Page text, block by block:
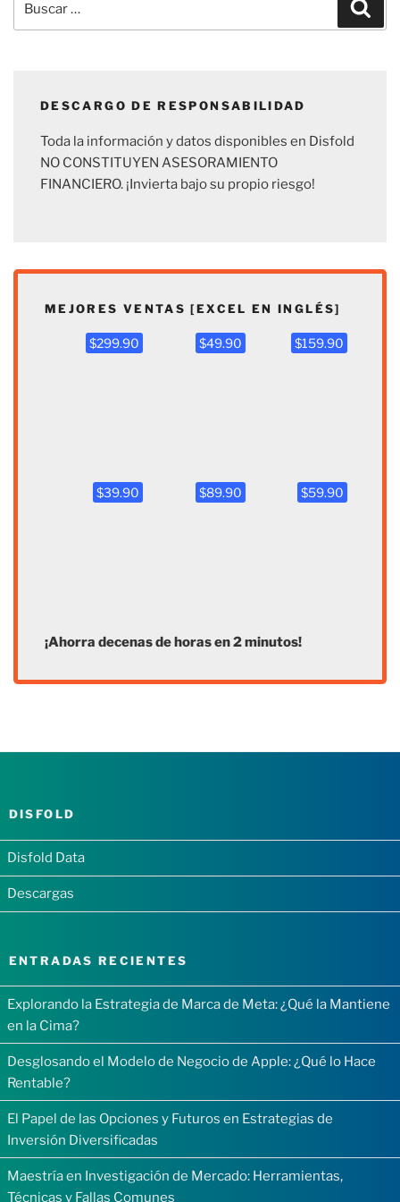
por:
DESCARGO DE RESPONSABILIDAD
Toda la información y datos disponibles en Disfold
NO CONSTITUYEN ASESORAMIENTO
FINANCIERO. ¡Invierta bajo su propio riesgo!
MEJORES VENTAS [EXCEL EN INGLÉS]
$299.90 $49.90 $159.90
$39.90 $89.90 $59.90
¡Ahorra decenas de horas en 2 minutos!
DISFOLD
Disfold Data
Descargas
ENTRADAS RECIENTES
Explorando la Estrategia de Marca de Meta: ¿Qué la Mantiene
en la Cima?
Desglosando el Modelo de Negocio de Apple: ¿Qué lo Hace
Rentable?
El Papel de las Opciones y Futuros en Estrategias de
Inversión Diversificadas
Maestría en Investigación de Mercado: Herramientas,
Técnicas y Fallas Comunes